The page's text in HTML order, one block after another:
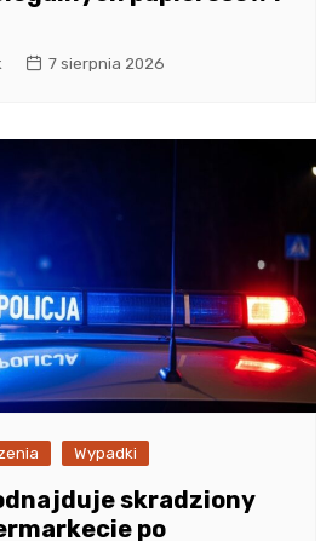
7 sierpnia 2026
Wypadki
skradziony
po